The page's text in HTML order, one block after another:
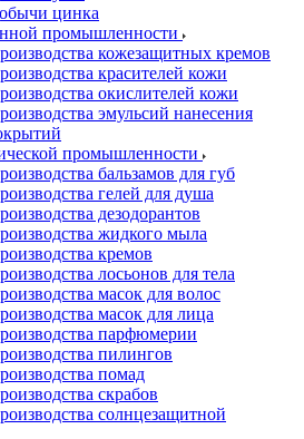
цинка
промышленности
кожезащитных кремов
красителей кожи
окислителей кожи
эмульсий нанесения
промышленности
бальзамов для губ
гелей для душа
дезодорантов
жидкого мыла
кремов
лосьонов для тела
масок для волос
масок для лица
парфюмерии
пилингов
помад
скрабов
солнцезащитной